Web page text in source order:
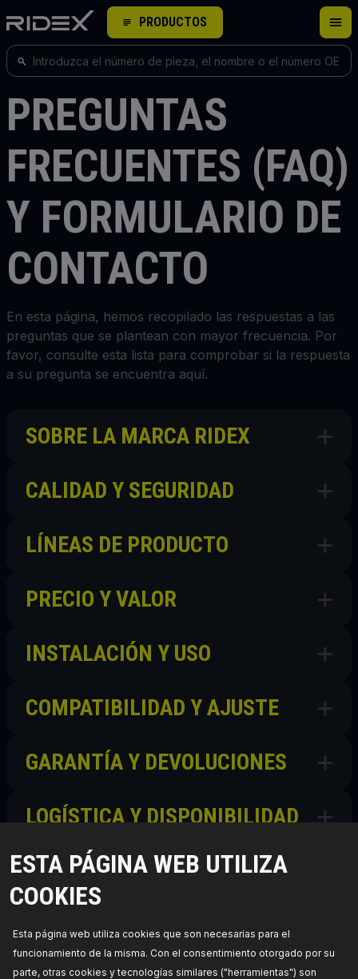
PRODUCTOS
ESTA PÁGINA WEB UTILIZA
COOKIES
Esta página web utiliza cookies que son necesarias para el
funcionamiento de la misma. Con el consentimiento otorgado por su
parte, otras cookies y tecnologías similares ("herramientas") son
PREGUNTAS
FRECUENTES (FAQ)
Y FORMULARIO DE
CONTACTO
En esta página, hemos recopilado las respuestas a las
preguntas que se plantean con mayor frecuencia. Por
favor, consulte esta lista para comprobar si la respuesta
a su pregunta se encuentra aquí.
SOBRE LA MARCA RIDEX
CALIDAD Y SEGURIDAD
LÍNEAS DE PRODUCTO
PRECIO Y VALOR
INSTALACIÓN Y USO
COMPATIBILIDAD Y AJUSTE
GARANTÍA Y DEVOLUCIONES
LOGÍSTICA Y DISPONIBILIDAD
CÓMO ELEGIR Y COMPRAR RIDEX
GUÍA DE SELECCIÓN DE
PRODUCTOS Y CÓMO HACERLO